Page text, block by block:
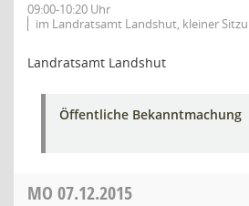
09:00-10:20 Uhr
im Landratsamt Landshut, kleiner
Landratsamt Landshut
Öffentliche Bekanntmachung
MO 07.12.2015